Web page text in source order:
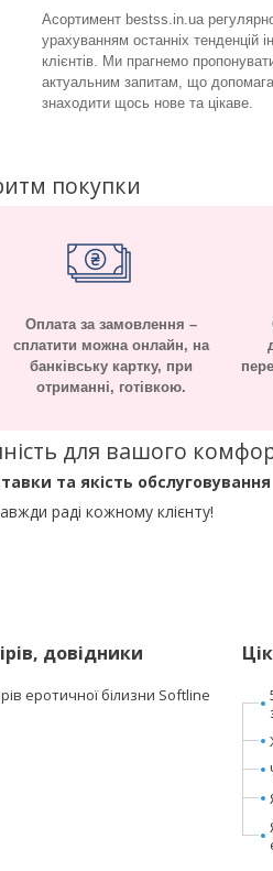
Асортимент bestss.in.ua
урахуванням останніх тенденцій
клієнтів. Ми прагнемо
актуальним запитам, що
знаходити щось нове та цікаве.
покупки
Оплата за замовлення –
сплатити можна онлайн, на
банківську картку, при
отриманні, готівкою.
для вашого
та якість обслуговування
раді кожному клієнту!
довідники
еротичної білизни Softline